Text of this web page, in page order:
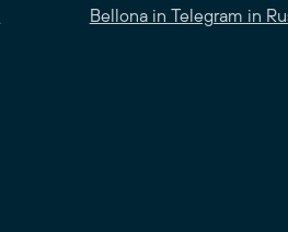
Bellona in Telegram in